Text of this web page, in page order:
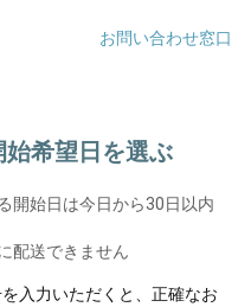
お問い合わせ窓口
始希望日を選ぶ
開始日は今日から30日以内
配送できません
入力いただくと、正確なお